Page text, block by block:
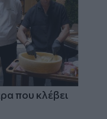
που κλέβει